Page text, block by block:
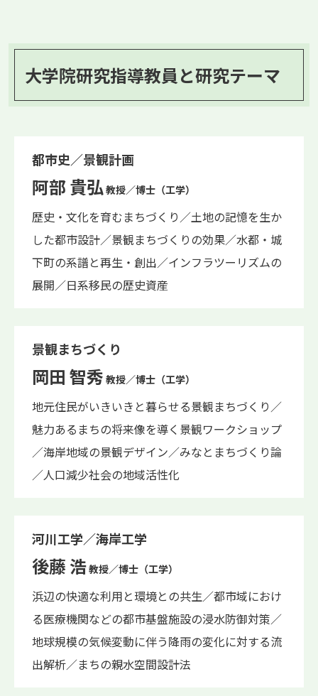
大学院研究指導教員と研究テーマ
都市史／景観計画
阿部 貴弘教授／博士（工学）
歴史・文化を育むまちづくり／土地の記憶を生か
した都市設計／景観まちづくりの効果／水都・城
下町の系譜と再生・創出／インフラツーリズムの
展開／日系移民の歴史資産
景観まちづくり
岡田 智秀 教授／博士（工学）
地元住民がいきいきと暮らせる景観まちづくり／
魅力あるまちの将来像を導く景観ワークショップ
／海岸地域の景観デザイン／みなとまちづくり論
／人口減少社会の地域活性化
河川工学／海岸工学
後藤 浩教授／博士（工学）
浜辺の快適な利用と環境との共生／都市域におけ
る医療機関などの都市基盤施設の浸水防御対策／
地球規模の気候変動に伴う降雨の変化に対する流
出解析／まちの親水空間設計法